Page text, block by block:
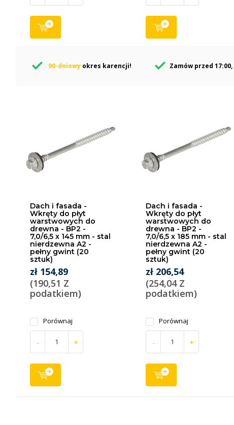
90-dniowy okres karencji! Zamów przed 17:00,
Dach i fasada -
Wkręty do płyt
warstwowych do
drewna - BP2 -
7,0/6,5 x 145 mm - stal
nierdzewna A2 -
pełny gwint (20
sztuk)
zł 154,89
(190,51 Z
podatkiem)
Porównaj
- +
Dach i fasada -
Wkręty do płyt
warstwowych do
drewna - BP2 -
7,0/6,5 x 185 mm - stal
nierdzewna A2 -
pełny gwint (20
sztuk)
zł 206,54
(254,04 Z
podatkiem)
Porównaj
- +